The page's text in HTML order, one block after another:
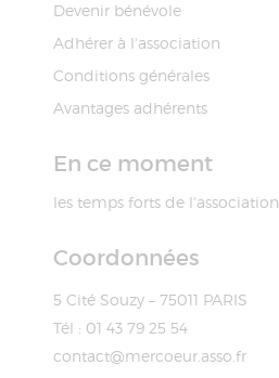
Devenir bénévole
Adhérer à l'association
Conditions générales
Avantages adhérents
En ce moment
les temps forts de l'association
Coordonnées
5 Cité Souzy – 75011 PARIS
Tél : 01 43 79 25 54
contact@mercoeur.asso.fr